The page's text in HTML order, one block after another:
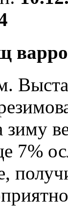
зиму
7%